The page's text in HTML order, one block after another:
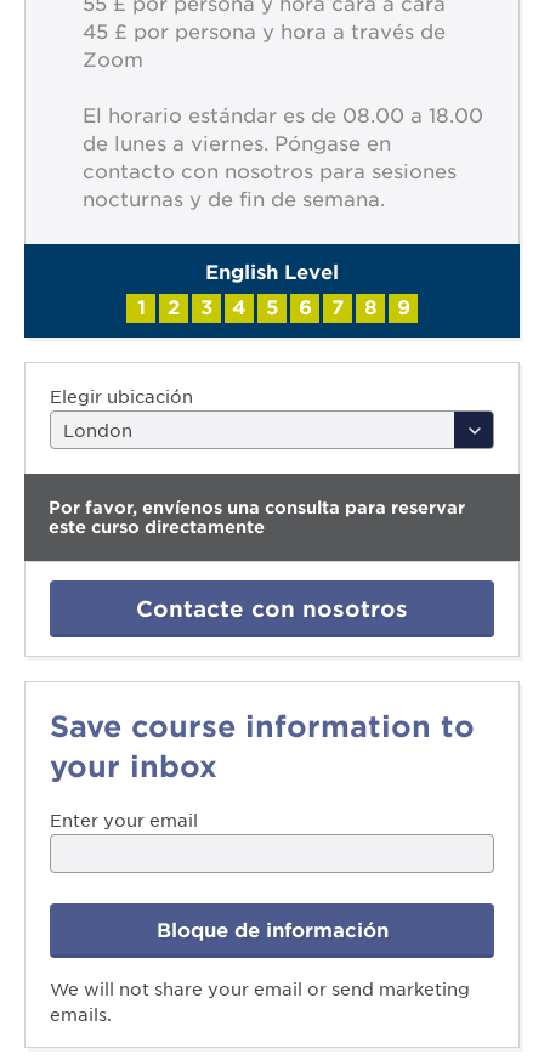
45 £ por persona y hora a través de
Zoom
El horario estándar es de 08.00 a 18.00
de lunes a viernes. Póngase en
contacto con nosotros para sesiones
nocturnas y de fin de semana.
English Level
1
2 3 4 5 6 7 8 9
Elegir ubicación
Por favor, envíenos una consulta para reservar
este curso directamente
Contacte con nosotros
Save course information to
your inbox
Enter your email
Bloque de información
We will not share your email or send marketing
emails.